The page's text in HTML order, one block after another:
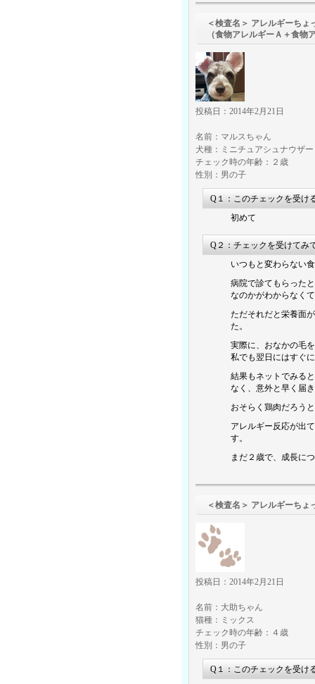
＜検査名＞ アレルギーち
（食物アレルギーＡ＋食物
投稿日：2014年2月21日
名前：マルスちゃん
犬種：ミニチュアシュナウザー
チェック時の年齢：２歳
性別：男の子
Q１：このチェックを受け
初めて
Q２：チェックを受けてみ
いつもと変わらない
病院で診てもらった
なのかがわからなく
ただそれだと栄養面
た。
実際に、おなかの毛
私でも翌日にはすぐ
結果もネットでみる
なく、意外と早く届
おそらく鶏肉だろう
アレルギー反応が出
す。
まだ２歳で、成長に
＜検査名＞ ア
投稿日：2014年2月21日
名前：大助ちゃん
猫種：ミックス
チェック時の年齢：４歳
性別：男の子
Q１：このチェックを受け